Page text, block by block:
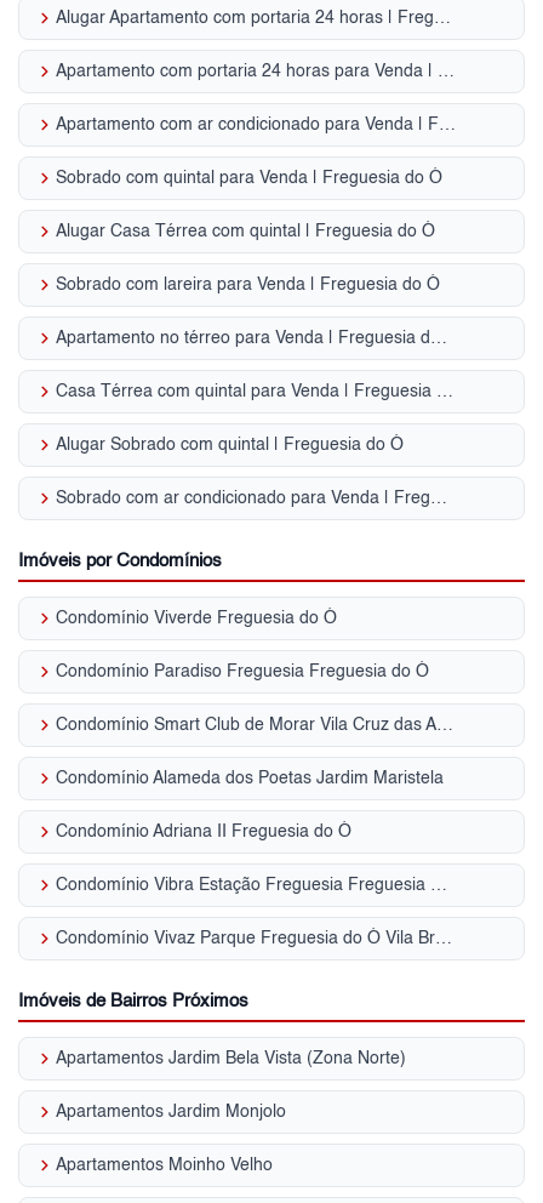
keyboard_arrow_right Alugar Apartamento com portaria 24 horas | Freguesia do Ó
keyboard_arrow_right Apartamento com portaria 24 horas para Venda | Freguesia do Ó
keyboard_arrow_right Apartamento com ar condicionado para Venda | Freguesia do Ó
keyboard_arrow_right Sobrado com quintal para Venda | Freguesia do Ó
keyboard_arrow_right Alugar Casa Térrea com quintal | Freguesia do Ó
keyboard_arrow_right Sobrado com lareira para Venda | Freguesia do Ó
keyboard_arrow_right Apartamento no térreo para Venda | Freguesia do Ó
keyboard_arrow_right Casa Térrea com quintal para Venda | Freguesia do Ó
keyboard_arrow_right Alugar Sobrado com quintal | Freguesia do Ó
keyboard_arrow_right Sobrado com ar condicionado para Venda | Freguesia do Ó
Imóveis por Condomínios
keyboard_arrow_right Condomínio Viverde Freguesia do Ó
keyboard_arrow_right Condomínio Paradiso Freguesia Freguesia do Ó
keyboard_arrow_right Condomínio Smart Club de Morar Vila Cruz das Almas
keyboard_arrow_right Condomínio Alameda dos Poetas Jardim Maristela
keyboard_arrow_right Condomínio Adriana II Freguesia do Ó
keyboard_arrow_right Condomínio Vibra Estação Freguesia Freguesia do Ó
keyboard_arrow_right Condomínio Vivaz Parque Freguesia do Ó Vila Bruna
Imóveis de Bairros Próximos
keyboard_arrow_right Apartamentos Jardim Bela Vista (Zona Norte)
keyboard_arrow_right Apartamentos Jardim Monjolo
keyboard_arrow_right Apartamentos Moinho Velho